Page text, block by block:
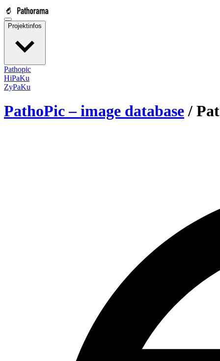
Projektinfos
Pathopic
HiPaKu
ZyPaKu
PathoPic – image database /